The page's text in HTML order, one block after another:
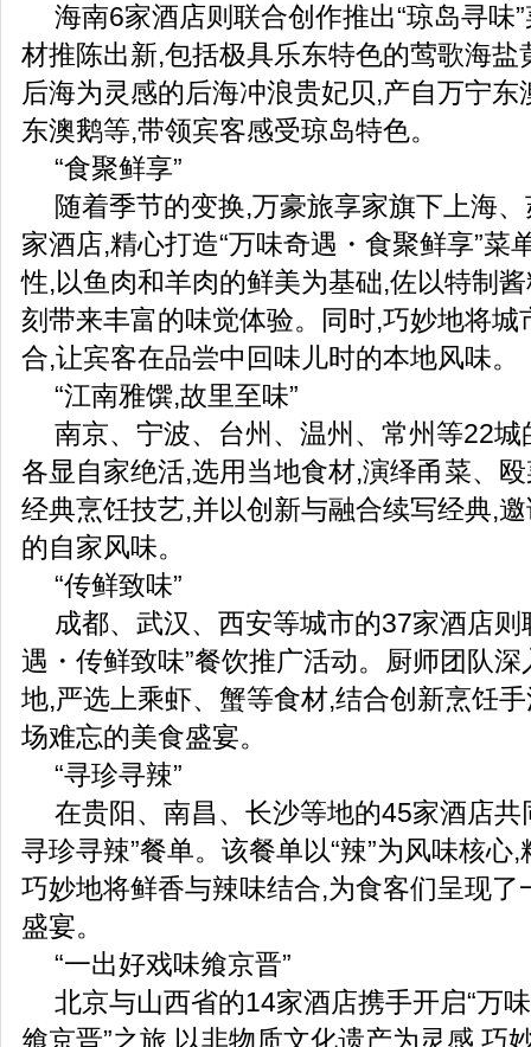
海南6家酒店则联合创作推出“琼岛寻味
材推陈出新,包括极具乐东特色的莺歌海盐
后海为灵感的后海冲浪贵妃贝,产自万宁
东澳鹅等,带领宾客感受琼岛特色。
“食聚鲜享”
随着季节的变换,万豪旅享家旗下上海
家酒店,精心打造“万味奇遇・食聚鲜享”菜
性,以鱼肉和羊肉的鲜美为基础,佐以特制
刻带来丰富的味觉体验。同时,巧妙地将城
合,让宾客在品尝中回味儿时的本地风味。
“江南雅馔,故里至味”
南京、宁波、台州、温州、常州等22
各显自家绝活,选用当地食材,演绎甬菜、
经典烹饪技艺,并以创新与融合续写经典,
的自家风味。
“传鲜致味”
成都、武汉、西安等城市的37家酒店则
遇・传鲜致味”餐饮推广活动。厨师团队
地,严选上乘虾、蟹等食材,结合创新烹饪
场难忘的美食盛宴。
“寻珍寻辣”
在贵阳、南昌、长沙等地的45家酒店共
寻珍寻辣”餐单。该餐单以“辣”为风味核心
巧妙地将鲜香与辣味结合,为食客们呈现了
盛宴。
“一出好戏味飨京晋”
北京与山西省的14家酒店携手开启“万
飨京晋”之旅,以非物质文化遗产为灵感,巧